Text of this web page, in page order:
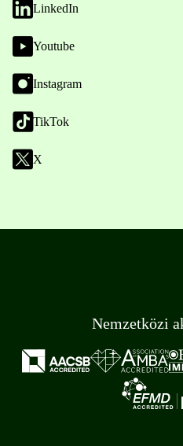
LinkedIn
Youtube
Instagram
TikTok
X
Nemzetközi